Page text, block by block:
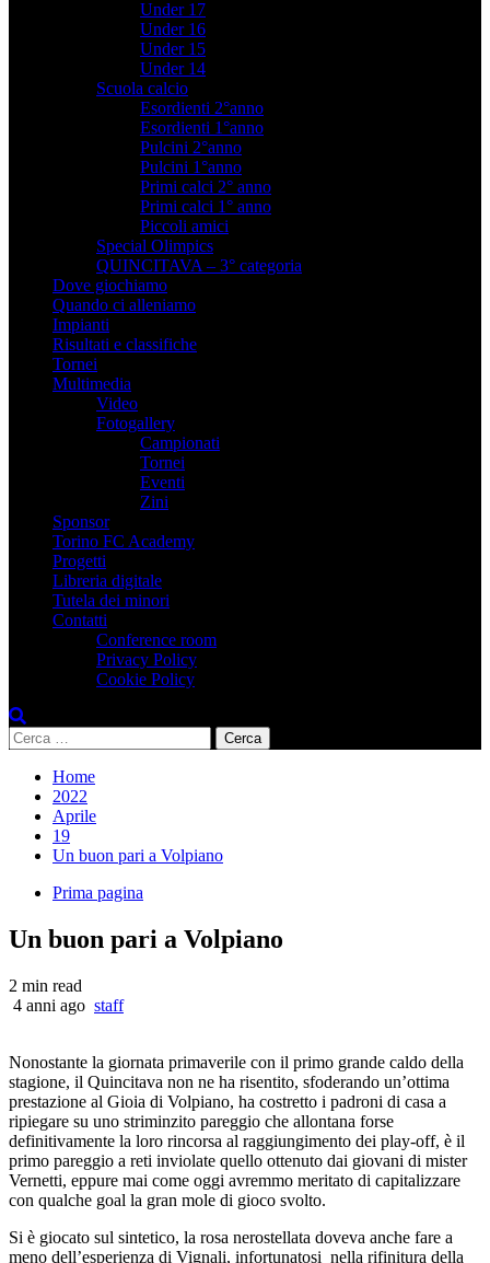
Under 17
Under 16
Under 15
Under 14
Scuola calcio
Esordienti 2°anno
Esordienti 1°anno
Pulcini 2°anno
Pulcini 1°anno
Primi calci 2° anno
Primi calci 1° anno
Piccoli amici
Special Olimpics
QUINCITAVA – 3° categoria
Dove giochiamo
Quando ci alleniamo
Impianti
Risultati e classifiche
Tornei
Multimedia
Video
Fotogallery
Campionati
Tornei
Eventi
Zini
Sponsor
Torino FC Academy
Progetti
Libreria digitale
Tutela dei minori
Contatti
Conference room
Privacy Policy
Cookie Policy
Ricerca
per:
Home
2022
Aprile
19
Un buon pari a Volpiano
Prima pagina
Un buon pari a Volpiano
2 min read
4 anni ago staff
Nonostante la giornata primaverile con il primo grande caldo della
stagione, il Quincitava non ne ha risentito, sfoderando un’ottima
prestazione al Gioia di Volpiano, ha costretto i padroni di casa a
ripiegare su uno striminzito pareggio che allontana forse
definitivamente la loro rincorsa al raggiungimento dei play-off, è il
primo pareggio a reti inviolate quello ottenuto dai giovani di mister
Vernetti, eppure mai come oggi avremmo meritato di capitalizzare
con qualche goal la gran mole di gioco svolto.
Si è giocato sul sintetico, la rosa nerostellata doveva anche fare a
meno dell’esperienza di Vignali, infortunatosi nella rifinitura della